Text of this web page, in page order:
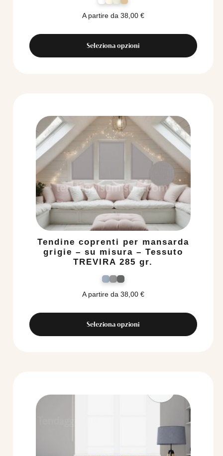
A partire da 38,00 €
Seleziona opzioni
Tendine coprenti per mansarda
grigie – su misura – Tessuto
TREVIRA 285 gr.
A partire da 38,00 €
Seleziona opzioni